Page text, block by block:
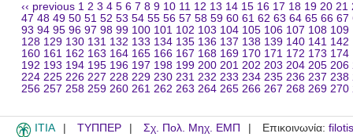
‹‹ previous 1 2 3 4 5 6 7 8 9 10 11 12 13 14 15 16 17 18 19 20 21
47 48 49 50 51 52 53 54 55 56 57 58 59 60 61 62 63 64 65 66 67
93 94 95 96 97 98 99 100 101 102 103 104 105 106 107 108 109
128 129 130 131 132 133 134 135 136 137 138 139 140 141 142
160 161 162 163 164 165 166 167 168 169 170 171 172 173 174
192 193 194 195 196 197 198 199 200 201 202 203 204 205 206
224 225 226 227 228 229 230 231 232 233 234 235 236 237 238
256 257 258 259 260 261 262 263 264 265 266 267 268 269 270
ITIA ΤΥΠΠΕΡ Σχ. Πολ. Μηχ. ΕΜΠ Επικοινωνία: